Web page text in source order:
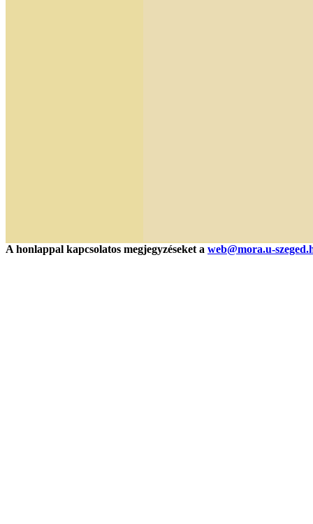
A honlappal kapcsolatos megjegyzéseket a web@mora.u-